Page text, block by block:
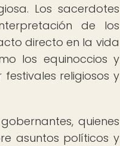
Los sacerdotes
de los
directo en la vida
los equinoccios y
religiosos y
quienes
asuntos políticos y